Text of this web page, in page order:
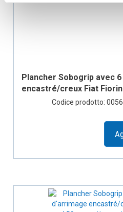
Plancher Sobogrip avec
encastré/creux Fiat
empattement 2513mm,
Codice prodotto: